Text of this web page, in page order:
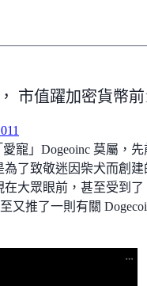
市值躍加密貨幣前
寵」Dogeoinc 莫屬，先
了致敬迷因柴犬而創建
大眾眼前，甚至受到了
又推了一則有關